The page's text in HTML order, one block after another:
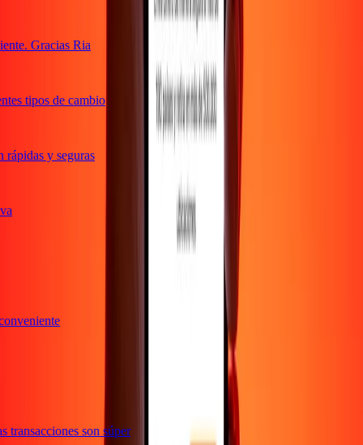
Gracias Ria
tipos de cambio
y seguras
transacciones son súper